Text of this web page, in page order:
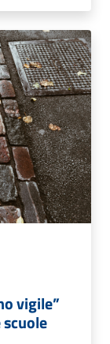
vigile”